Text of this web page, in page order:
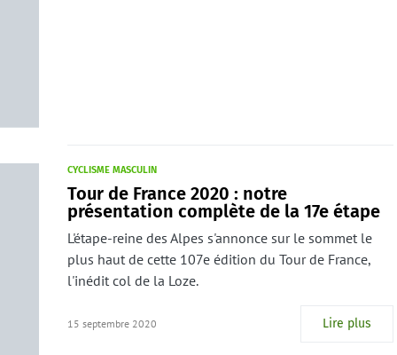
CYCLISME MASCULIN
Tour de France 2020 : notre
présentation complète de la 17e étape
L'étape-reine des Alpes s'annonce sur le sommet le
plus haut de cette 107e édition du Tour de France,
l'inédit col de la Loze.
15 septembre 2020 Lire plus